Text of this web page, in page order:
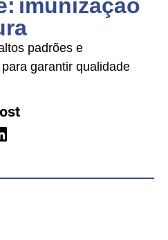
imunização
padrões e
garantir qualidade